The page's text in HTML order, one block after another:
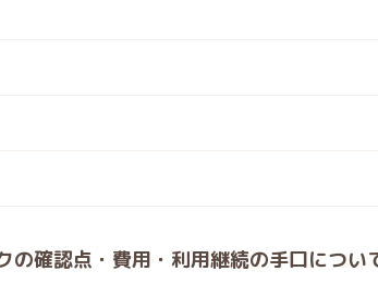
の確認点・費用・利用継続の手口につい